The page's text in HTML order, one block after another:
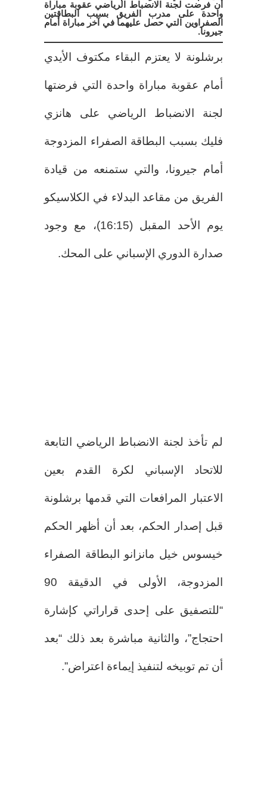
أن فرضت لجنة الانضباط الرياضي عقوبة مباراة
واحدة على مدرب الفريق بسبب البطاقتين
الصفراوين التي حصل عليهما في آخر مباراة أمام
جيرونا.
برشلونة لا يعتزم البقاء مكتوف الأيدي
أمام عقوبة مباراة واحدة التي فرضتها
لجنة الانضباط الرياضي على هانزي
فليك بسبب البطاقة الصفراء المزدوجة
أمام جيرونا، والتي ستمنعه من قيادة
الفريق من مقاعد البدلاء في الكلاسيكو
يوم الأحد المقبل (16:15)، مع وجود
صدارة الدوري الإسباني على المحك.
لم تأخذ لجنة الانضباط الرياضي التابعة
للاتحاد الإسباني لكرة القدم بعين
الاعتبار المرافعات التي قدمها برشلونة
قبل إصدار الحكم، بعد أن أظهر الحكم
خيسوس خيل مانزانو البطاقة الصفراء
المزدوجة، الأولى في الدقيقة 90
“للتصفيق على إحدى قراراتي كإشارة
احتجاج”، والثانية مباشرة بعد ذلك “بعد
أن تم توبيخه لتنفيذ إيماءة اعتراض”.